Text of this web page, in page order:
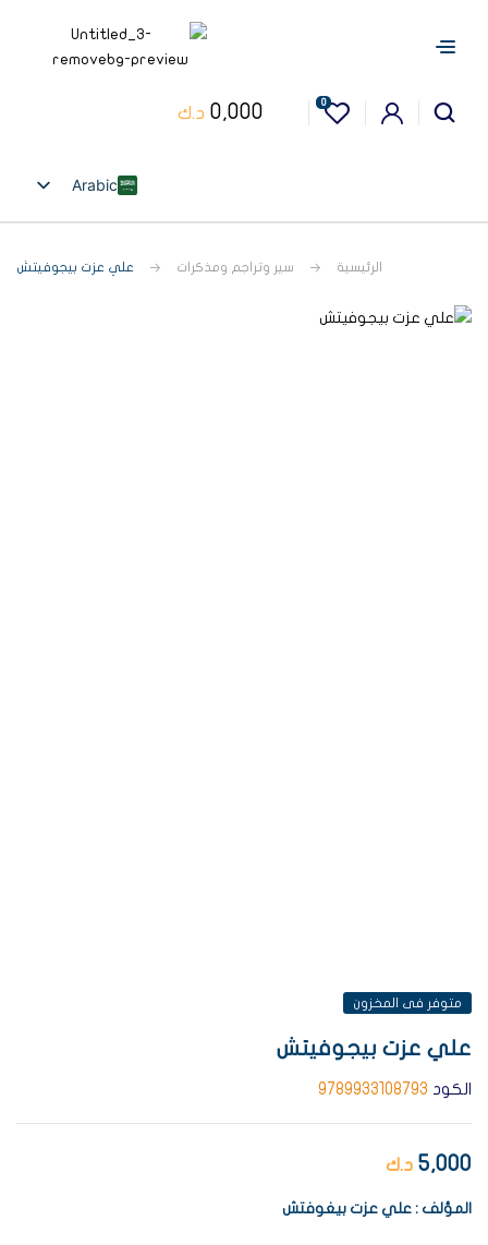
0
0,000 د.ك
Arabic
English
الرئيسية سير وتراجم ومذكرات علي عزت بيجوفيتش
متوفر فى المخزون
علي عزت بيجوفيتش
الكود 9789933108793
5,000 د.ك
المؤلف : علي عزت بيغوفتش